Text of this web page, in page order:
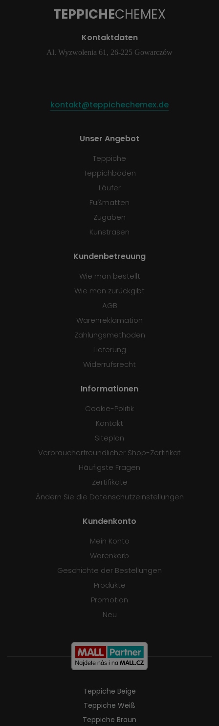
TEPPICHECHEMEX
Kontaktdaten
Al. Wyzwolenia 61, 26-225 Gowarczów
kontakt@teppichechemex.de
Unser Angebot
Teppiche
Teppichböden
Läufer
Fußmatten
Zugaben
Kunstrasen
Kundenbetreuung
Wie man bestellt
Wie man zurückgibt
AGB
Warenreklamation
Zahlungsmethoden
Lieferung
Widerrufsrecht
Informationen
Cookie-Politik
Kontakt
Siteplan
Verbraucherfreundlicher Shop-Zertifikat
Häufigste Fragen
Zertifikate
Ändern Sie die Datenschutzeinstellungen
Kundenkonto
Mein Konto
Warenkorb
Geschichte der Bestellungen
Produkte
Promotion
Neu
Teppiche Beige
Teppiche Weiß
Teppiche Braun